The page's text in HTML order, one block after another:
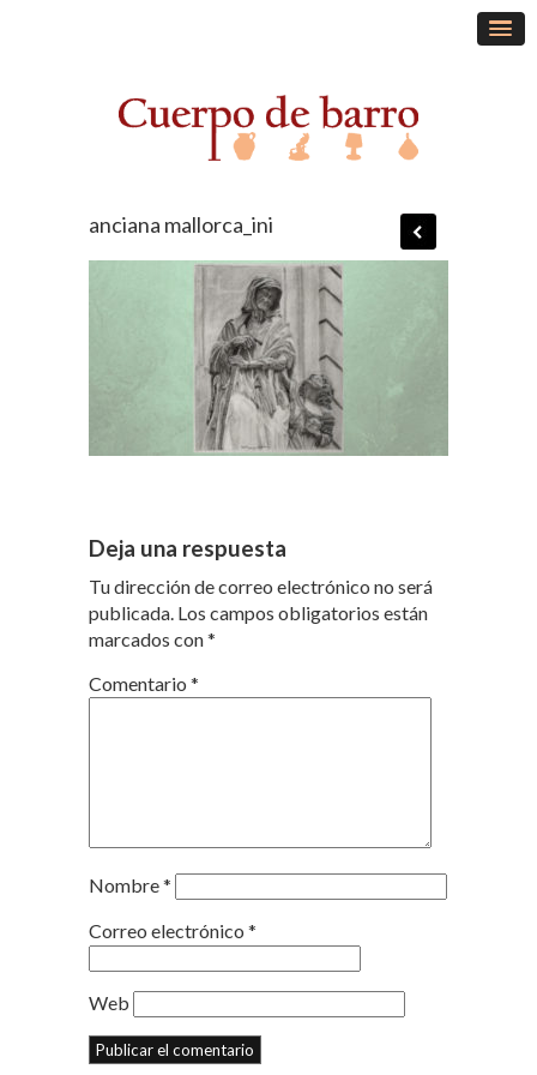
anciana mallorca_ini
Deja una respuesta
Tu dirección de correo electrónico no será
publicada. Los campos obligatorios están
marcados con*
Comentario *
Nombre*
Correo electrónico *
Web